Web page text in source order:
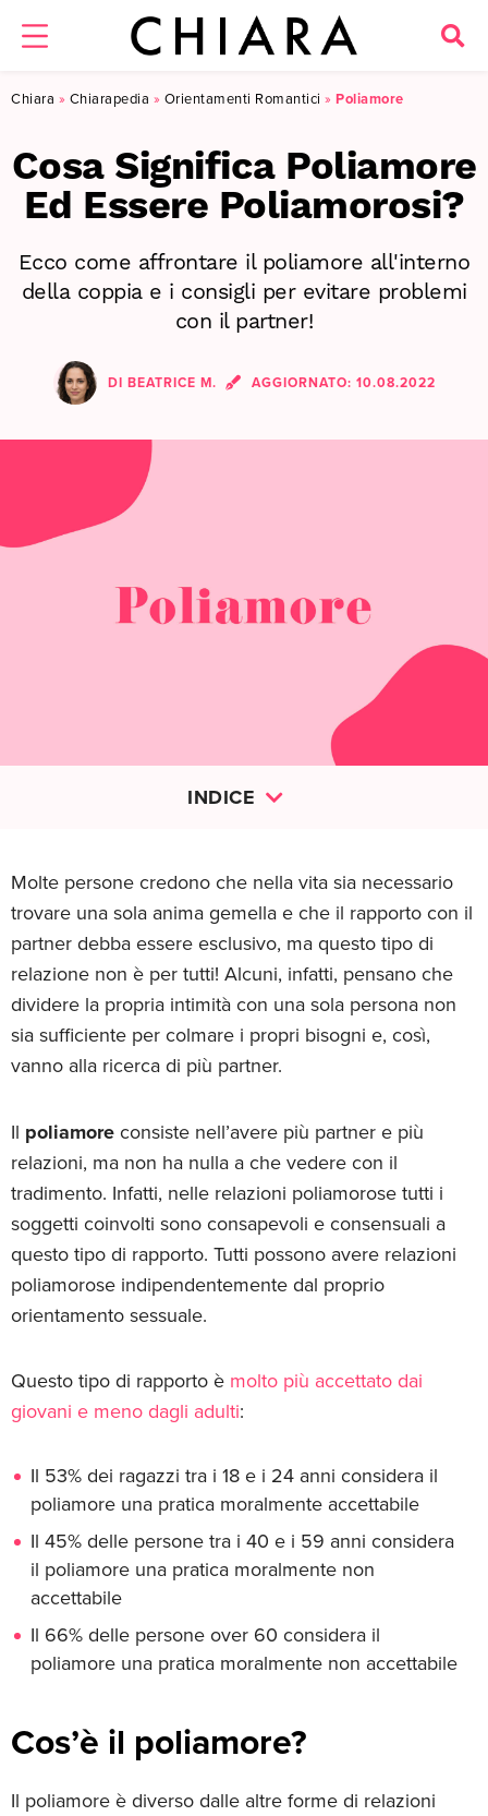
Chiara » Chiarapedia » Orientamenti Romantici » Poliamore
Cosa Significa Poliamore
Ed Essere Poliamorosi?
Ecco come affrontare il poliamore all'interno
della coppia e i consigli per evitare problemi
con il partner!
DI BEATRICE M. AGGIORNATO: 10.08.2022
INDICE
Molte persone credono che nella vita sia necessario
trovare una sola anima gemella e che il rapporto con il
partner debba essere esclusivo, ma questo tipo di
relazione non è per tutti! Alcuni, infatti, pensano che
dividere la propria intimità con una sola persona non
sia sufficiente per colmare i propri bisogni e, così,
vanno alla ricerca di più partner.
Il poliamore consiste nell’avere più partner e più
relazioni, ma non ha nulla a che vedere con il
tradimento. Infatti, nelle relazioni poliamorose tutti i
soggetti coinvolti sono consapevoli e consensuali a
questo tipo di rapporto. Tutti possono avere relazioni
poliamorose indipendentemente dal proprio
orientamento sessuale.
Questo tipo di rapporto è molto più accettato dai
giovani e meno dagli adulti:
Il 53% dei ragazzi tra i 18 e i 24 anni considera il
poliamore una pratica moralmente accettabile
Il 45% delle persone tra i 40 e i 59 anni considera
il poliamore una pratica moralmente non
accettabile
Il 66% delle persone over 60 considera il
poliamore una pratica moralmente non accettabile
Cos’è il poliamore?
Il poliamore è diverso dalle altre forme di relazioni